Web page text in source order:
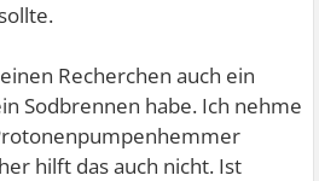
Recherchen auch ein
Sodbrennen habe. Ich nehme
hilft das auch nicht. Ist